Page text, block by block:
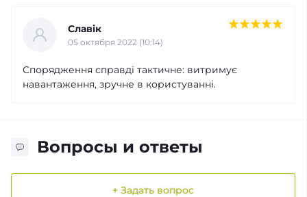
Славік
05 октября 2022 (10:14)
Спорядження справді тактичне: витримує
навантаження, зручне в користуванні.
Вопросы и ответы
+ Задать вопрос